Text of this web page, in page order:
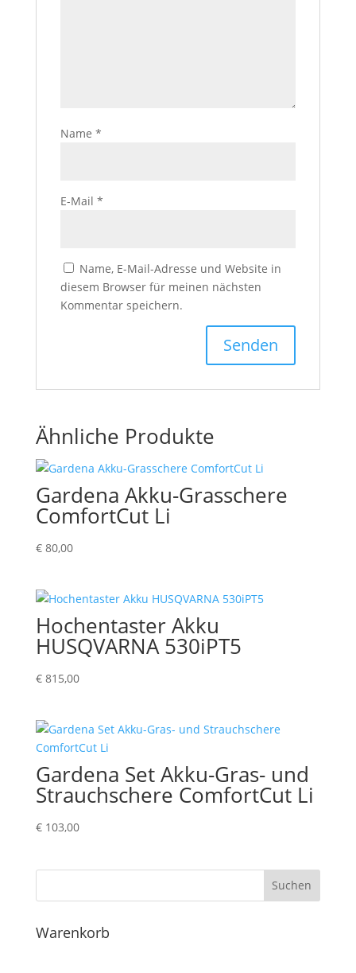
Name *
E-Mail *
Name, E-Mail-Adresse und Website in
diesem Browser für meinen nächsten
Kommentar speichern.
Ähnliche Produkte
Gardena Akku-Grasschere
ComfortCut Li
€80,00
Hochentaster Akku
HUSQVARNA 530iPT5
€815,00
Gardena Set Akku-Gras- und
Strauchschere ComfortCut Li
€103,00
Suchen
Warenkorb